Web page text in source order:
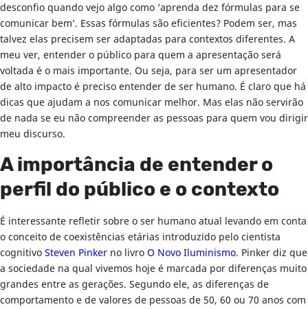
desconfio quando vejo algo como ‘aprenda dez fórmulas para se
comunicar bem’. Essas fórmulas são eficientes? Podem ser, mas
talvez elas precisem ser adaptadas para contextos diferentes. A
meu ver, entender o público para quem a apresentação será
voltada é o mais importante. Ou seja, para ser um apresentador
de alto impacto é preciso entender de ser humano. É claro que há
dicas que ajudam a nos comunicar melhor. Mas elas não servirão
de nada se eu não compreender as pessoas para quem vou dirigir
meu discurso.
A importância de entender o
perfil do público e o contexto
É interessante refletir sobre o ser humano atual levando em conta
o conceito de coexistências etárias introduzido pelo cientista
cognitivoSteven Pinker no livroO Novo Iluminismo. Pinker diz que
a sociedade na qual vivemos hoje é marcada por diferenças muito
grandes entre as gerações. Segundo ele, as diferenças de
comportamento e de valores de pessoas de 50, 60 ou 70 anos com